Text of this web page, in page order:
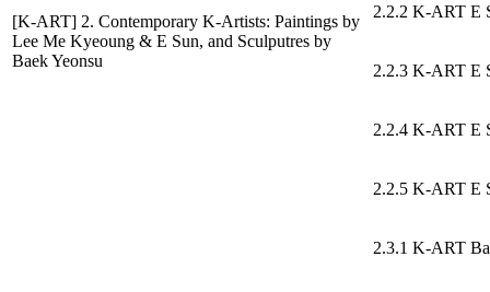
[K-ART] 2. Contemporary K-Artists: Paintings by
Lee Me Kyeoung & E Sun, and Sculputres by
Baek Yeonsu
2.2.2 K-ART E
2.2.3 K-ART E
2.2.4 K-ART E
2.2.5 K-ART E
2.3.1 K-ART